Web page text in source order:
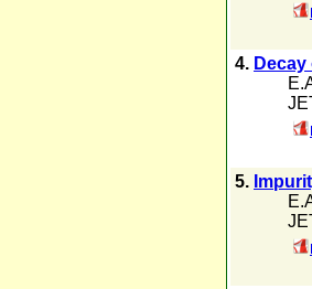
4.
5.